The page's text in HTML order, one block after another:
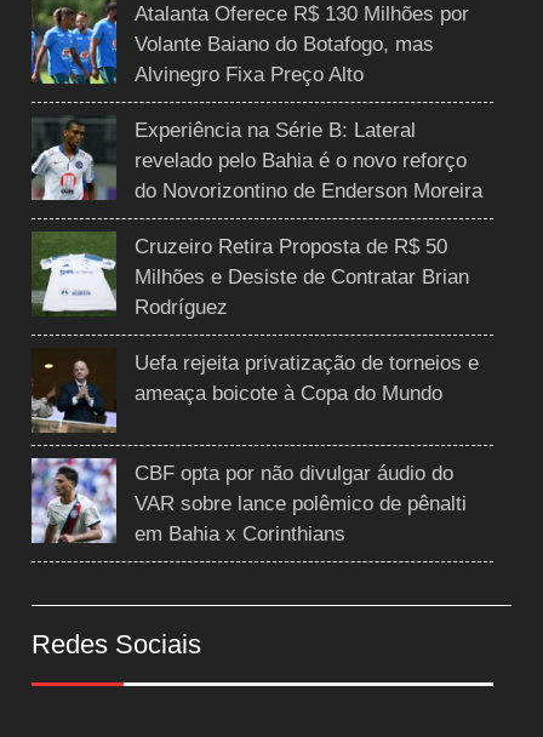
Atalanta Oferece R$ 130 Milhões por
Volante Baiano do Botafogo, mas
Alvinegro Fixa Preço Alto
Experiência na Série B: Lateral
revelado pelo Bahia é o novo reforço
do Novorizontino de Enderson Moreira
Cruzeiro Retira Proposta de R$ 50
Milhões e Desiste de Contratar Brian
Rodríguez
Uefa rejeita privatização de torneios e
ameaça boicote à Copa do Mundo
CBF opta por não divulgar áudio do
VAR sobre lance polêmico de pênalti
em Bahia x Corinthians
Redes Sociais